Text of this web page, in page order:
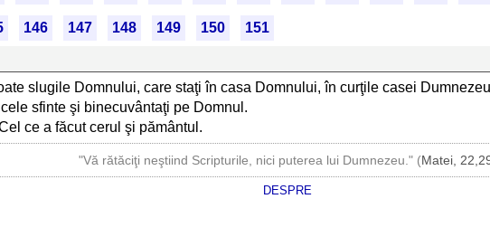
146 147 148 149 150
151
slugile Domnului, care staţi în casa Domnului, în curţile casei
sfinte şi binecuvântaţi pe Domnul.
ce a făcut cerul şi pământul.
"Vă rătăciţi neştiind Scripturile, nici puterea lui Dumnezeu." (Matei,
DESPRE